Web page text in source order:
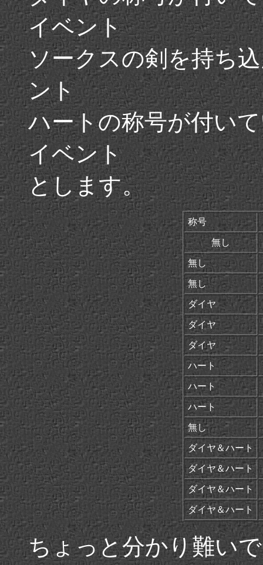
イベント
ソークスの剣を持ち
ント
ハートの称号が付い
イベント
とします。
称号
無し
無し
無し
ダイヤ
ダイヤ
ダイヤ
ハート
ハート
ハート
無し
ダイヤ＆ハート
ダイヤ＆ハート
ダイヤ＆ハート
ダイヤ＆ハート
ちょっと分かり難い